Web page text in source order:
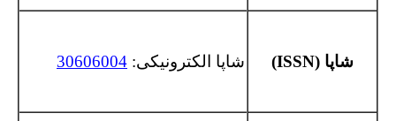
شاپا (ISSN
) شاپا الکترونیکی: 30606004